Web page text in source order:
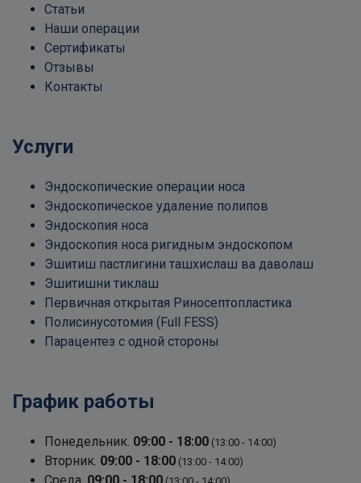
Статьи
Наши операции
Сертификаты
Отзывы
Контакты
Услуги
Эндоскопические операции носа
Эндоскопическое удаление полипов
Эндоскопия носа
Эндоскопия носа ригидным эндоскопом
Эшитиш пастлигини ташхислаш ва даволаш
Эшитишни тиклаш
Первичная открытая Риносептопластика
Полисинусотомия (Full FESS)
Парацентез с одной стороны
График работы
Понедельник. 09:00 - 18:00 (13:00 - 14:00)
Вторник. 09:00 - 18:00 (13:00 - 14:00)
Среда. 09:00 - 18:00